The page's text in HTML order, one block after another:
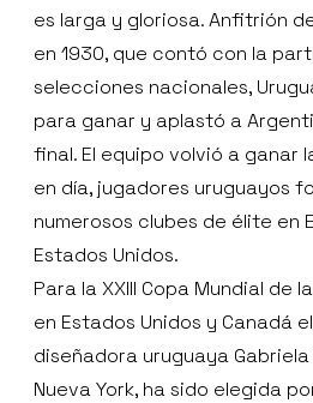
es larga y gloriosa. Anfitrión
en 1930, que contó con la
selecciones nacionales,
para ganar y aplastó a
final. El equipo volvió a ganar
en día, jugadores uruguayos
numerosos clubes de élite en
Estados Unidos.
Para la XXIII Copa Mundial de
en Estados Unidos y Canadá
diseñadora uruguaya
Nueva York, ha sido elegida